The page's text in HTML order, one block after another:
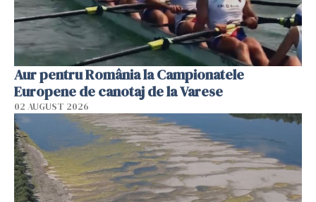
Aur pentru România la Campionatele
Europene de canotaj de la Varese
02 AUGUST 2026